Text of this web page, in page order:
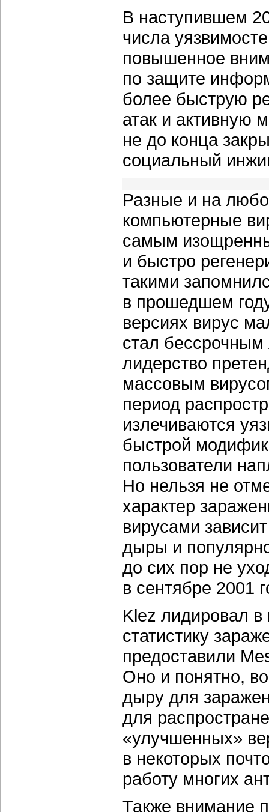
В наступившем
числа
повышенное
по защите
более быструю
атак и активную
не до конца
социальный
Разные и на
компьютерные
самым
и быстро
такими
в прошедшем
версиях вирус
стал бессрочным
лидерство
массовым
период
излечиваются
быстрой
пользователи
Но нельзя не
характер
вирусами
дыры и
до сих пор не
в сентябре 2001
Klez лидировал
статистику
предоставили
Оно и понятно,
дыру для
для
«улучшенных»
в некоторых
работу многих
Также внимание